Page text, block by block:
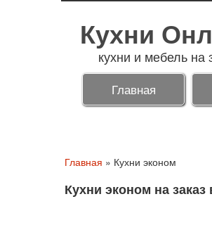
Кухни
кухни и мебель на
Главная
Главная » Кухни эконом
Кухни эконом на